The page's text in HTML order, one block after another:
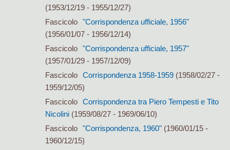
(1953/12/19 - 1955/12/27)
Fascicolo
"Corrispondenza ufficiale, 1956"
(1956/01/07 - 1956/12/14)
Fascicolo
"Corrispondenza ufficiale, 1957"
(1957/01/29 - 1957/12/09)
Fascicolo
Corrispondenza 1958-1959(1958/02/27 -
1959/12/05)
Fascicolo
Corrispondenza tra Piero Tempesti e Tito
Nicolini(1959/08/27 - 1969/06/10)
Fascicolo
"Corrispondenza, 1960"(1960/01/15 -
1960/12/15)